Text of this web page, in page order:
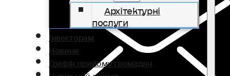
Архітектурні
послуги
Інвесторам
Новини
Графік прийому громадян